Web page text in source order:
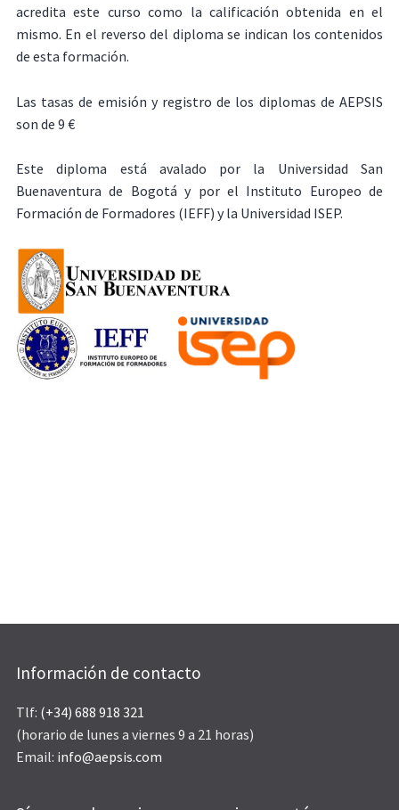
acredita este curso como la calificación obtenida en el
mismo. En el reverso del diploma se indican los contenidos
de esta formación.
Las tasas de emisión y registro de los diplomas de AEPSIS
son de 9 €
Este diploma está avalado por la Universidad San
Buenaventura de Bogotá y por el Instituto Europeo de
Formación de Formadores (IEFF) y la Universidad ISEP.
Información de contacto
Tlf: (+34) 688 918 321
(horario de lunes a viernes 9 a 21 horas)
Email: info@aepsis.com